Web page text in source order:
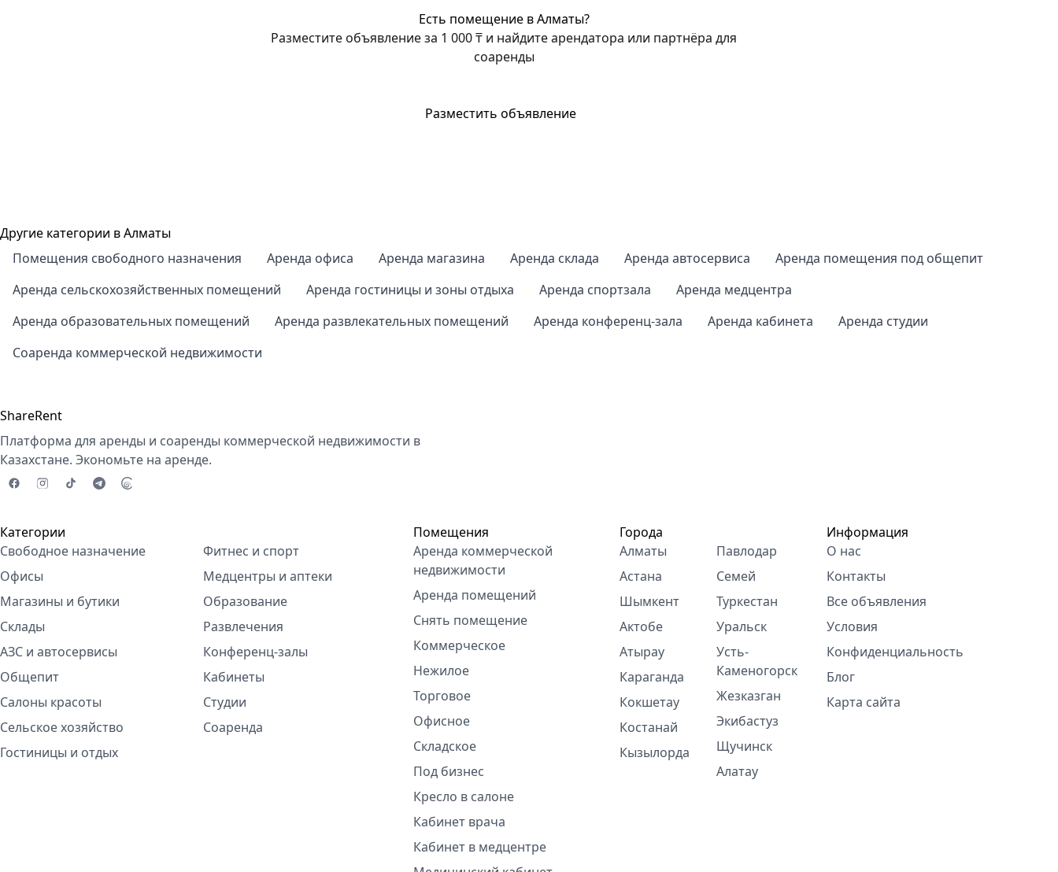
Есть помещение в Алматы?
Разместите объявление за 1 000 ₸ и найдите арендатора или партнёра для
соаренды
Разместить объявление
Другие категории в Алматы
Помещения свободного назначения
Аренда офиса Аренда магазина Аренда склада Аренда автосервиса
Аренда помещения под общепит
Аренда сельскохозяйственных помещений
Аренда гостиницы и зоны отдыха Аренда спортзала
Аренда медцентра
Аренда образовательных помещений
Аренда развлекательных помещений Аренда конференц-зала Аренда кабинета
Аренда студии
Соаренда коммерческой недвижимости
ShareRent
Платформа для аренды и соаренды коммерческой недвижимости в
Казахстане. Экономьте на аренде.
Категории
Свободное назначение
Офисы
Магазины и бутики
Склады
АЗС и автосервисы
Общепит
Салоны красоты
Сельское хозяйство
Гостиницы и отдых
Фитнес и спорт
Медцентры и аптеки
Образование
Развлечения
Конференц-залы
Кабинеты
Студии
Соаренда
Помещения
Аренда коммерческой
недвижимости
Аренда помещений
Снять помещение
Коммерческое
Нежилое
Торговое
Офисное
Складское
Под бизнес
Кресло в салоне
Кабинет врача
Кабинет в медцентре
Города
Алматы
Астана
Шымкент
Актобе
Атырау
Караганда
Кокшетау
Костанай
Кызылорда
Павлодар
Семей
Туркестан
Уральск
Усть-
Каменогорск
Жезказган
Экибастуз
Щучинск
Алатау
Информация
О нас
Контакты
Все объявления
Условия
Конфиденциальность
Блог
Карта сайта